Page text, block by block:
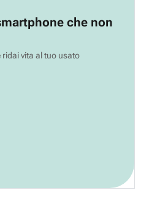
che non
vita al tuo usato